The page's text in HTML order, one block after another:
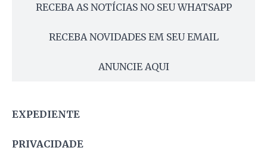
RECEBA AS NOTÍCIAS NO SEU WHATSAPP
RECEBA NOVIDADES EM SEU EMAIL
ANUNCIE AQUI
EXPEDIENTE
PRIVACIDADE